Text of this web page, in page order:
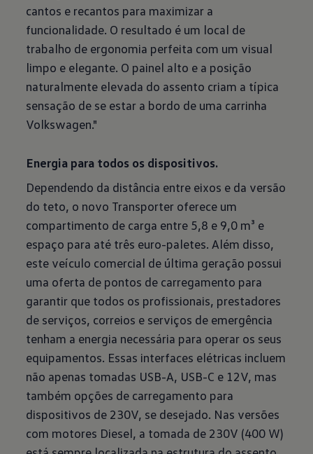
cantos e recantos para maximizar a
funcionalidade. O resultado é um local de
trabalho de ergonomia perfeita com um visual
limpo e elegante. O painel alto e a posição
naturalmente elevada do assento criam a típica
sensação de se estar a bordo de uma carrinha
Volkswagen."
Energia para todos os dispositivos.
Dependendo da distância entre eixos e da versão
do teto, o novo Transporter oferece um
compartimento de carga entre 5,8 e 9,0 m³ e
espaço para até três euro-paletes. Além disso,
este veículo comercial de última geração possui
uma oferta de pontos de carregamento para
garantir que todos os profissionais, prestadores
de serviços, correios e serviços de emergência
tenham a energia necessária para operar os seus
equipamentos. Essas interfaces elétricas incluem
não apenas tomadas USB-A, USB-C e 12V, mas
também opções de carregamento para
dispositivos de 230V, se desejado. Nas versões
com motores Diesel, a tomada de 230V (400 W)